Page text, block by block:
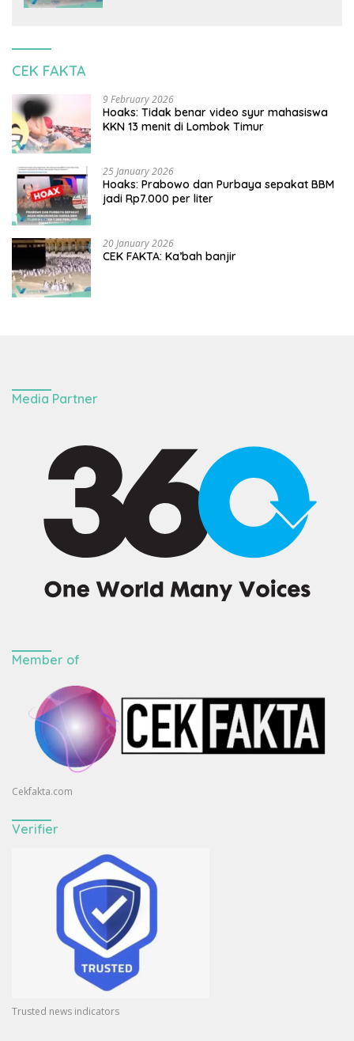
CEK FAKTA
9 February 2026
Hoaks: Tidak benar video syur mahasiswa
KKN 13 menit di Lombok Timur
25 January 2026
Hoaks: Prabowo dan Purbaya sepakat BBM
jadi Rp7.000 per liter
20 January 2026
CEK FAKTA: Ka’bah banjir
Media Partner
Member of
Cekfakta.com
Verifier
Trusted news indicators